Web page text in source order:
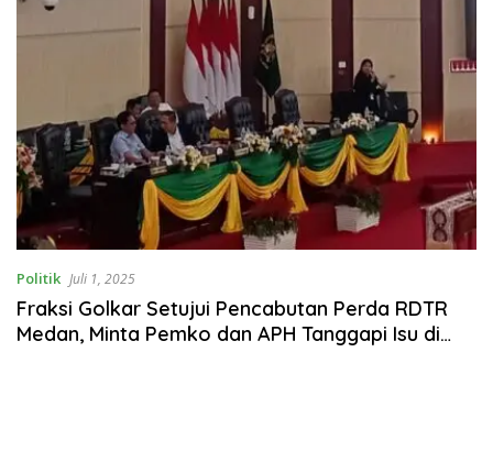
Politik Juli 1, 2025
Fraksi Golkar Setujui Pencabutan Perda RDTR
Medan, Minta Pemko dan APH Tanggapi Isu di